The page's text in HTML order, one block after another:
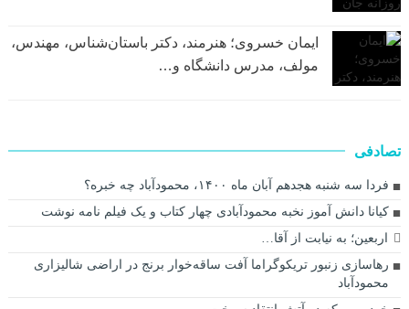
ایمان خسروی؛ هنرمند، دکتر باستان‌شناس، مهندس،
مولف، مدرس دانشگاه و…
تصادفی
فردا سه شنبه هجدهم آبان ماه ۱۴۰۰، محمودآباد چه خبره؟
کیانا دانش آموز نخبه محمودآبادی چهار کتاب و یک فیلم نامه نوشت
اربعین؛ به نیابت از آقا…
رهاسازی زنبور تریکوگراما آفت ساقه‌خوار برنج در اراضی شالیزاری
محمودآباد